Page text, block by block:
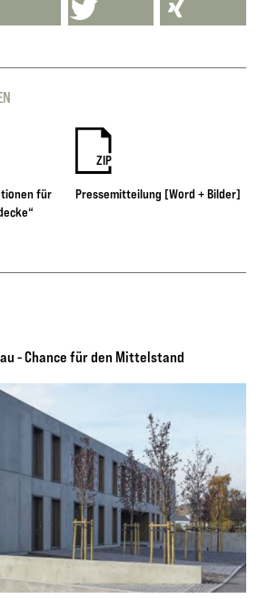
für
ZIP
Pressemitteilung [Word + Bilder]
- Chance für den Mittelstand